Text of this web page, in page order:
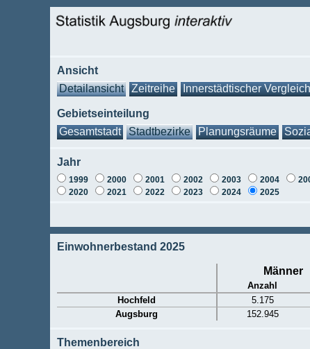
Ansicht
Detailansicht
Zeitreihe Innerstädtischer Vergleich
Gebietseinteilung
Gesamtstadt
Stadtbezirke Planungsräume
Jahr
1999 2000 2001 2002 2003 2004
2020
2021 2022 2023 2024 2025
Einwohnerbestand 2025
Männer
Anzahl
Hochfeld
5.175
Augsburg
152.945
Themenbereich